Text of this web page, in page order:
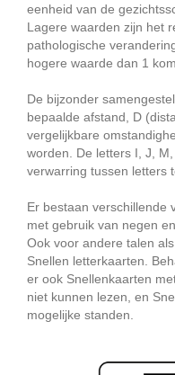
eenheid van de
Lagere waarden zijn het
pathologische
hogere waarde dan 1
De bijzonder
bepaalde afstand, D
vergelijkbare
worden. De letters I, J,
verwarring tussen letters
Er bestaan verschillende
met gebruik van negen
Ook voor andere talen
Snellen letterkaarten.
er ook Snellenkaarten
niet kunnen lezen, en
mogelijke standen.